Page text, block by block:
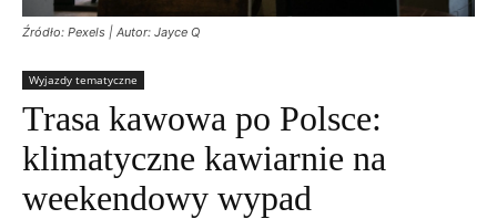
Źródło: Pexels | Autor: Jayce Q
Wyjazdy tematyczne
Trasa kawowa po Polsce:
klimatyczne kawiarnie na
weekendowy wypad